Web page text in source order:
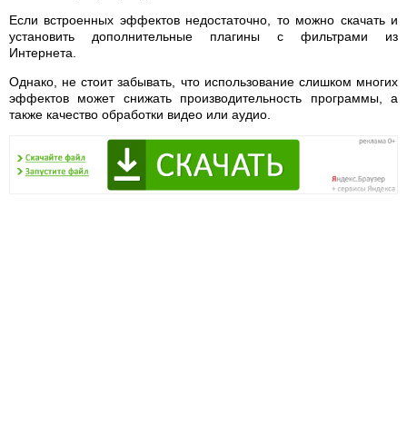
Если встроенных эффектов недостаточно, то можно скачать и
установить дополнительные плагины с фильтрами из
Интернета.
Однако, не стоит забывать, что использование слишком многих
эффектов может снижать производительность программы, а
также качество обработки видео или аудио.